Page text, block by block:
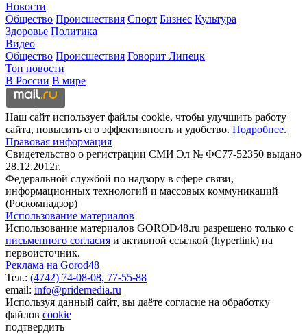
Новости
Общество Происшествия Спорт Бизнес Культура
Здоровье Политика
Видео
Общество Происшествия Говорит Липецк
Топ новости
В России В мире
Наш сайт использует файлы cookie, чтобы улучшить работу
сайта, повысить его эффективность и удобство. Подробнее.
Правовая информация
Свидетельство о регистрации СМИ Эл № ФС77-52350 выдано
28.12.2012г.
Федеральной службой по надзору в сфере связи,
информационных технологий и массовых коммуникаций
(Роскомнадзор)
Использование материалов
Использование материалов GOROD48.ru разрешено только с
письменного согласия и активной ссылкой (hyperlink) на
первоисточник.
Реклама на Gorod48
Тел.: (4742) 74-08-08, 77-55-88
email: info@pridemedia.ru
Используя данный сайт, вы даёте согласие на обработку
файлов cookie
подтвердить